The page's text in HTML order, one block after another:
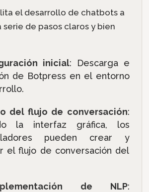
el desarrollo de chatbots a
serie de pasos claros y bien
inicial: Descarga e
de Botpress en el entorno
del flujo de conversación:
la interfaz gráfica, los
pueden crear y
el flujo de conversación del
de NLP: